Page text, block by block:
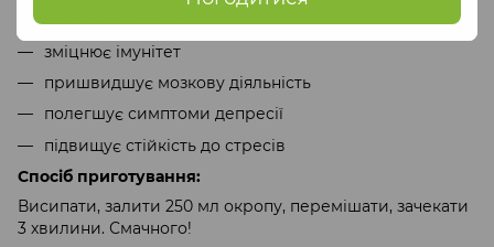
Корисні властивості:
зміцнює імунітет
пришвидшує мозкову діяльність
полегшує симптоми депресії
підвищує стійкість до стресів
Спосіб приготування:
Висипати, залити 250 мл окропу, перемішати, зачекати
3 хвилини. Смачного!